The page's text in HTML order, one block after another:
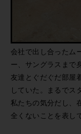
会社で出し合ったム
ー、サングラスまで
友達とぐだぐだ部屋
していた。まるでス
私たちの気分だし、
全くないことを表し